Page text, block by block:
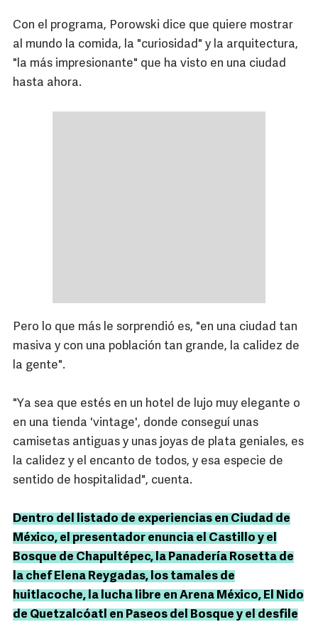
Con el programa, Porowski dice que quiere mostrar
al mundo la comida, la "curiosidad" y la arquitectura,
"la más impresionante" que ha visto en una ciudad
hasta ahora.
Pero lo que más le sorprendió es, "en una ciudad tan
masiva y con una población tan grande, la calidez de
la gente".
"Ya sea que estés en un hotel de lujo muy elegante o
en una tienda 'vintage', donde conseguí unas
camisetas antiguas y unas joyas de plata geniales, es
la calidez y el encanto de todos, y esa especie de
sentido de hospitalidad", cuenta.
Dentro del listado de experiencias en Ciudad de
México, el presentador enuncia el Castillo y el
Bosque de Chapultépec, la Panadería Rosetta de
la chef Elena Reygadas, los tamales de
huitlacoche, la lucha libre en Arena México, El Nido
de Quetzalcóatl en Paseos del Bosque y el desfile